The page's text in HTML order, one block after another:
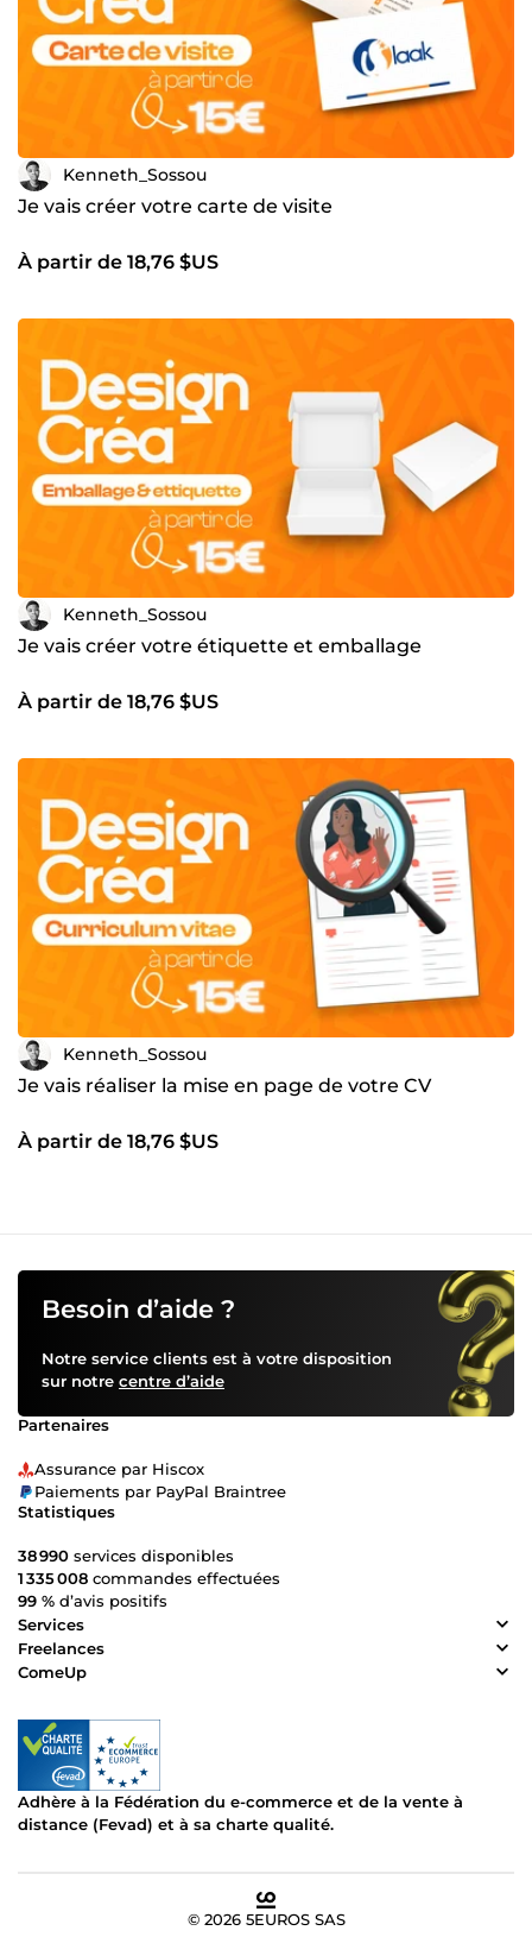
Kenneth_Sossou
Je vais créer votre carte de visite
À partir de 18,76 $US
Kenneth_Sossou
Je vais créer votre étiquette et emballage
À partir de 18,76 $US
Kenneth_Sossou
Je vais réaliser la mise en page de votre CV
À partir de 18,76 $US
Besoin d’aide ?
Notre service clients est à votre disposition
sur notre centre d’aide
Partenaires
Assurance par Hiscox
Paiements par PayPal Braintree
Statistiques
38 990 services disponibles
1 335 008 commandes effectuées
99 % d’avis positifs
Services
Freelances
ComeUp
Adhère à la Fédération du e-commerce et de la vente à
distance (Fevad) et à sa charte qualité.
© 2026 5EUROS SAS